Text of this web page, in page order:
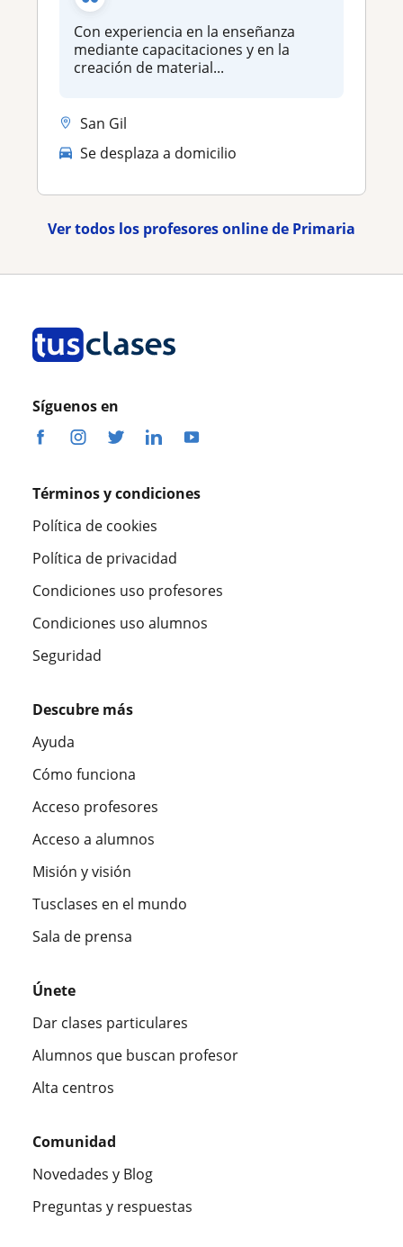
Con experiencia en la enseñanza
mediante capacitaciones y en la
creación de material...
San Gil
Se desplaza a domicilio
Ver todos los profesores online de Primaria
Síguenos en
Términos y condiciones
Política de cookies
Política de privacidad
Condiciones uso profesores
Condiciones uso alumnos
Seguridad
Descubre más
Ayuda
Cómo funciona
Acceso profesores
Acceso a alumnos
Misión y visión
Tusclases en el mundo
Sala de prensa
Únete
Dar clases particulares
Alumnos que buscan profesor
Alta centros
Comunidad
Novedades y Blog
Preguntas y respuestas